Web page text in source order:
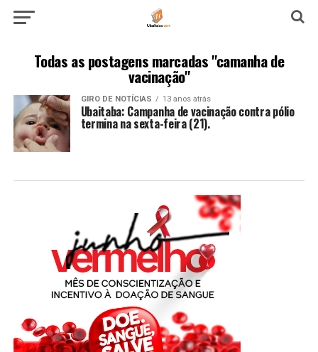
Todas as postagens marcadas "camanha de
vacinação"
GIRO DE NOTÍCIAS 13 anos atrás
Ubaitaba: Campanha de vacinação contra pólio
termina na sexta-feira (21).